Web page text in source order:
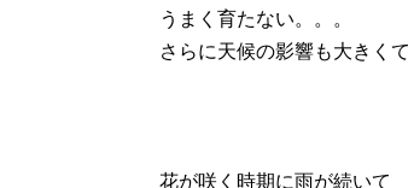
うまく育たない。。。
さらに天候の影響も大きくて
花が咲く時期に雨が続いて